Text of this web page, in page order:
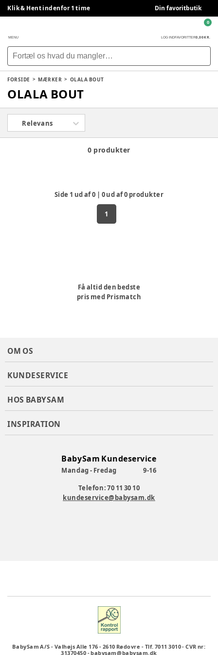
Klik & Hent indenfor 1 time Din favoritbutik
MENU LOG INDFAVORITTER0,00 KR.
0
FORSIDE MÆRKER OLALA BOUT
OLALA BOUT
Relevans
0 produkter
Side 1 ud af0 | 0ud af0 produkter
1
Få altid den bedste
pris med Prismatch
OM OS
KUNDESERVICE
HOS BABYSAM
INSPIRATION
BabySam Kundeservice
Mandag - Fredag
9-16
Telefon: 70 11 30 10
kundeservice@babysam.dk
BabySam A/S - Valhøjs Alle 176 - 2610 Rødovre - Tlf. 7011 3010-CVR nr:
31370450 -babysam@babysam.dk